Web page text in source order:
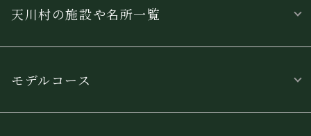
天川村の施設や名所一覧
モデルコース